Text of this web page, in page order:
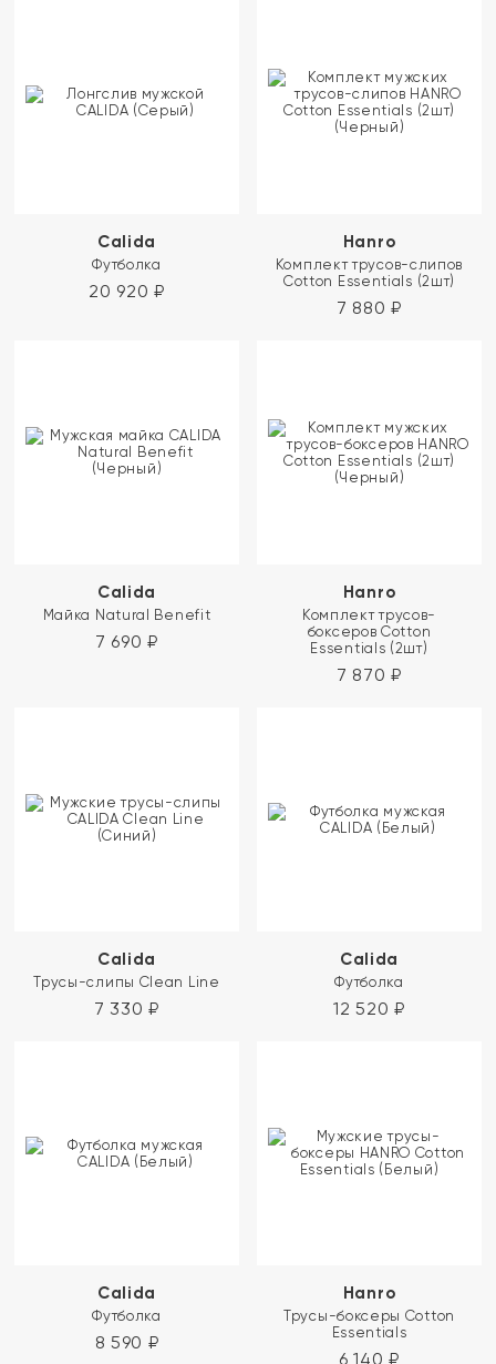
Calida
Футболка
20 920 ₽
Hanro
Комплект трусов-слипов
Cotton Essentials (2шт)
7 880 ₽
Calida
Майка Natural Benefit
7 690 ₽
Hanro
Комплект трусов-
боксеров Cotton
Essentials (2шт)
7 870 ₽
Calida
Трусы-слипы Clean Line
7 330 ₽
Calida
Футболка
12 520 ₽
Calida
Футболка
8 590 ₽
Hanro
Трусы-боксеры Cotton
Essentials
6 140 ₽